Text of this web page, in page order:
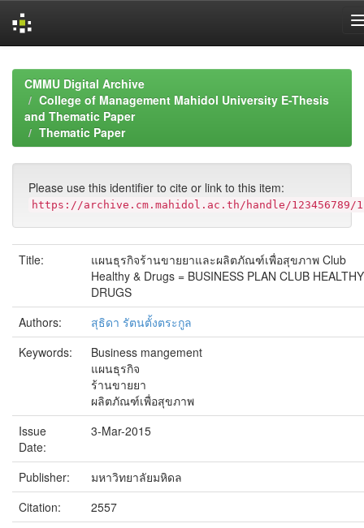
navigationCMMU Digital Archive
College of Management Mahidol University E-Thesis
and Thematic Paper
Thematic Paper
Please use this identifier to cite or link to this item:
https://archive.cm.mahidol.ac.th/handle/123456789/
Title:
แผนธุรกิจร้านขายยาและผลิตภัณฑ์เพื่อสุขภาพ Club
Healthy & Drugs = BUSINESS PLAN CLUB
DRUGS
Authors:
สุธิดา รัตนตั้งตระกูล
Keywords:
Business mangement
แผนธุรกิจ
ร้านขายยา
ผลิตภัณฑ์เพื่อสุขภาพ
Issue
Date:
3-Mar-2015
Publisher:
มหาวิทยาลัยมหิดล
Citation:
2557